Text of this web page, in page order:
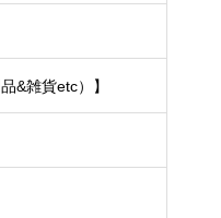
&雑貨etc）】